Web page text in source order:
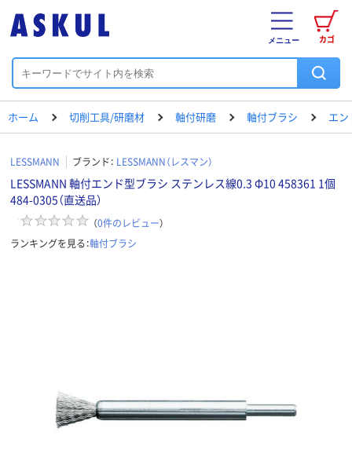
カゴ
メニュー
ホーム 切削工具/研磨材 軸付研磨 軸付ブラシ エ
LESSMANN ブランド： LESSMANN（レスマン）
LESSMANN 軸付エンド型ブラシ ステンレス線0.3 Φ10 458361 1個
484-0305（直送品）
（0件のレビュー）
ランキングを見る：軸付ブラシ